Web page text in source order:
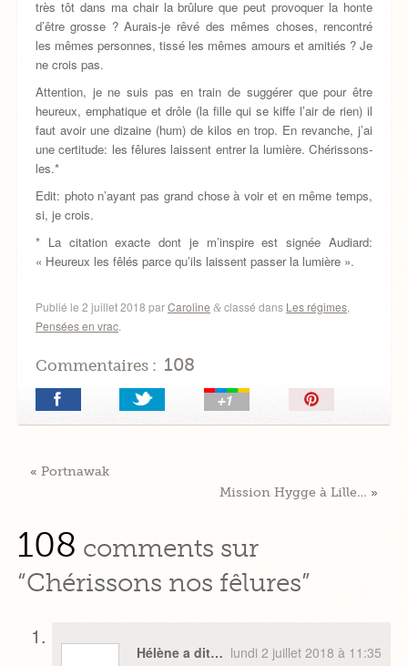
très tôt dans ma chair la brûlure que peut provoquer la honte
d’être grosse ? Aurais-je rêvé des mêmes choses, rencontré
les mêmes personnes, tissé les mêmes amours et amitiés ? Je
ne crois pas.
Attention, je ne suis pas en train de suggérer que pour être
heureux, emphatique et drôle (la fille qui se kiffe l’air de rien) il
faut avoir une dizaine (hum) de kilos en trop. En revanche, j’ai
une certitude: les fêlures laissent entrer la lumière. Chérissons-
les.*
Edit: photo n’ayant pas grand chose à voir et en même temps,
si, je crois.
* La citation exacte dont je m’inspire est signée Audiard:
« Heureux les fêlés parce qu’ils laissent passer la lumière ».
Publié le 2 juillet 2018 parCaroline &classé dans Les régimes,
Pensées en vrac.
Commentaires : 108
Épingler!
«Portnawak
Mission Hygge à Lille… »
108 comments sur
“Chérissons nos fêlures”
Hélène a dit… lundi 2 juillet 2018 à 11:35